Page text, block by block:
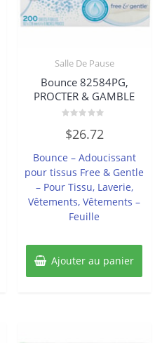
Salle De Pause
Bounce 82584PG,
PROCTER & GAMBLE
0
sur
$26.72
Bounce – Adoucissant
pour tissus Free & Gentle
– Pour Tissu, Laverie,
Vêtements, Vêtements –
Feuille
Ajouter au panier